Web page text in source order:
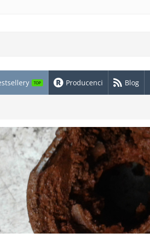
TOP Producenci Blog